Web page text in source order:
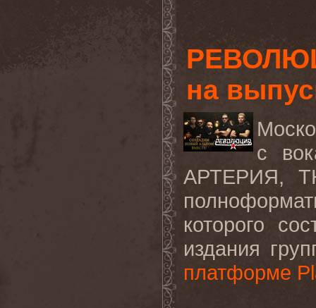
на
с
АРТЕРИЯ,
которого
издания
платформе